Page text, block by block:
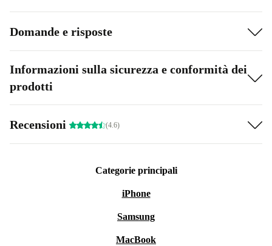
Domande e risposte
Informazioni sulla sicurezza e conformità dei
prodotti
Recensioni (4.6)
Categorie principali
iPhone
Samsung
MacBook